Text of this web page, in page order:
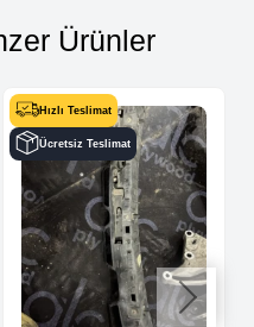
Ürünler
Hızlı Teslimat
Ücretsiz Teslimat